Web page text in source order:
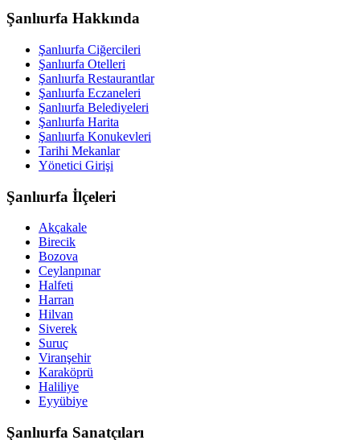
Şanlıurfa Hakkında
Şanlıurfa Ciğercileri
Şanlıurfa Otelleri
Şanlıurfa Restaurantlar
Şanlıurfa Eczaneleri
Şanlıurfa Belediyeleri
Şanlıurfa Harita
Şanlıurfa Konukevleri
Tarihi Mekanlar
Yönetici Girişi
Şanlıurfa İlçeleri
Akçakale
Birecik
Bozova
Ceylanpınar
Halfeti
Harran
Hilvan
Siverek
Suruç
Viranşehir
Karaköprü
Haliliye
Eyyübiye
Şanlıurfa Sanatçıları